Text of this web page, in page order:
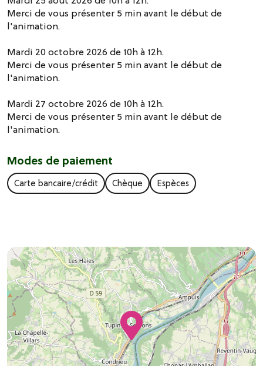
Merci de vous présenter 5 min avant le début de
l'animation.
Mardi 20 octobre 2026 de 10h à 12h.
Merci de vous présenter 5 min avant le début de
l'animation.
Mardi 27 octobre 2026 de 10h à 12h.
Merci de vous présenter 5 min avant le début de
l'animation.
Modes de paiement
Carte bancaire/crédit Chèque Espèces